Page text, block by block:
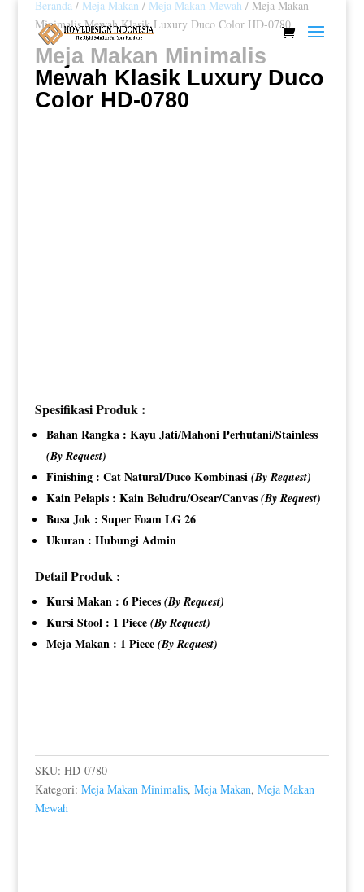
Beranda/ Meja Makan / Meja Makan Mewah / Meja Makan
Minimalis Mewah Klasik Luxury Duco Color HD-0780
Meja Makan Minimalis
Mewah Klasik Luxury Duco
Color HD-0780
Spesifikasi Produk :
Bahan Rangka : Kayu Jati/Mahoni Perhutani/Stainless
(By Request)
Finishing : Cat Natural/Duco Kombinasi (By Request)
Kain Pelapis : Kain Beludru/Oscar/Canvas (By Request)
Busa Jok : Super Foam LG 26
Ukuran : Hubungi Admin
Detail Produk :
Kursi Makan : 6 Pieces (By Request)
Kursi Stool : 1 Piece(By Request)
Meja Makan : 1 Piece (By Request)
SKU: HD-0780
Kategori: Meja Makan Minimalis, Meja Makan, Meja Makan
Mewah